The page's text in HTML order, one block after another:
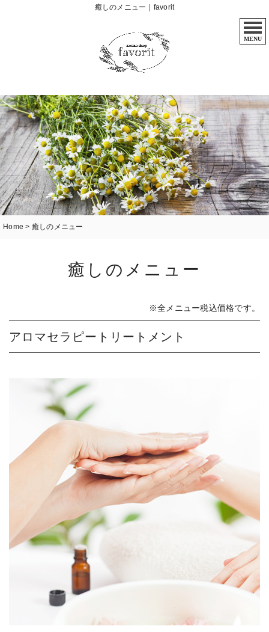
癒しのメニュー｜favorit
MENU
Home > 癒しのメニュー
癒しのメニュー
※全メニュー税込価格です。
アロマセラピートリートメント